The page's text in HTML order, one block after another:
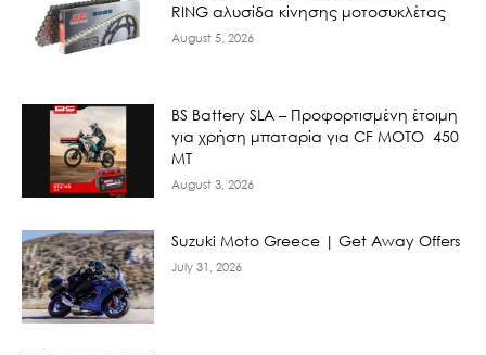
RING αλυσίδα κίνησης μοτοσυκλέτας
August 5, 2026
BS Battery SLA – Προφορτισμένη έτοιμη
για χρήση μπαταρία για CF MOTO 450
MT
August 3, 2026
Suzuki Moto Greece | Get Away Offers
July 31, 2026